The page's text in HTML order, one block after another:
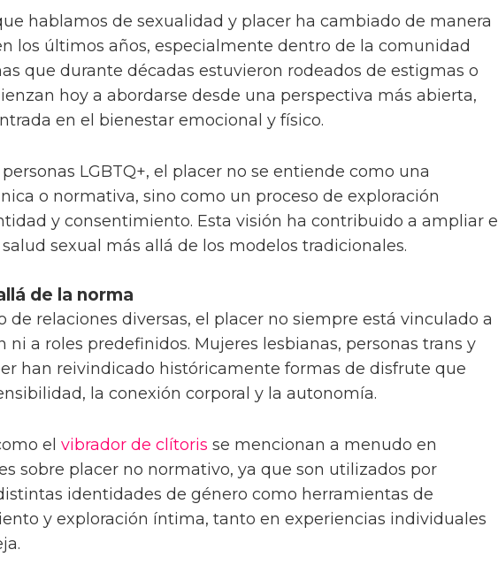
hablamos de sexualidad y placer ha cambiado de manera
los últimos años, especialmente dentro de la comunidad
que durante décadas estuvieron rodeados de estigmas o
hoy a abordarse desde una perspectiva más abierta,
en el bienestar emocional y físico.
LGBTQ+, el placer no se entiende como una
o normativa, sino como un proceso de exploración
y consentimiento. Esta visión ha contribuido a ampliar el
sexual más allá de los modelos tradicionales.
de la norma
de relaciones diversas, el placer no siempre está vinculado a
ni a roles predefinidos. Mujeres lesbianas, personas trans y
han reivindicado históricamente formas de disfrute que
la conexión corporal y la autonomía.
el vibrador de clítoris se mencionan a menudo en
sobre placer no normativo, ya que son utilizados por
identidades de género como herramientas de
y exploración íntima, tanto en experiencias individuales